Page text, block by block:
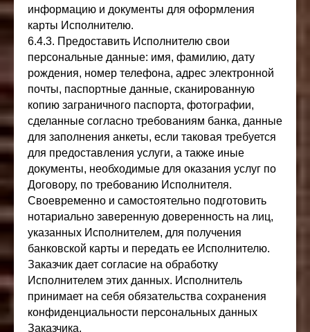
информацию и документы для оформления
карты Исполнителю.
6.4.3. Предоставить Исполнителю свои
персональные данные: имя, фамилию, дату
рождения, номер телефона, адрес электронной
почты, паспортные данные, сканированную
копию заграничного паспорта, фотографии,
сделанные согласно требованиям банка, данные
для заполнения анкеты, если таковая требуется
для предоставления услуги, а также иные
документы, необходимые для оказания услуг по
Договору, по требованию Исполнителя.
Своевременно и самостоятельно подготовить
нотариально заверенную доверенность на лиц,
указанных Исполнителем, для получения
банковской карты и передать ее Исполнителю.
Заказчик дает согласие на обработку
Исполнителем этих данных. Исполнитель
принимает на себя обязательства сохранения
конфиденциальности персональных данных
Заказчика.